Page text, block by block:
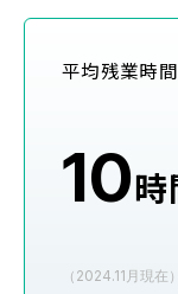
平均残業時間
10時
（2024.11月現在）